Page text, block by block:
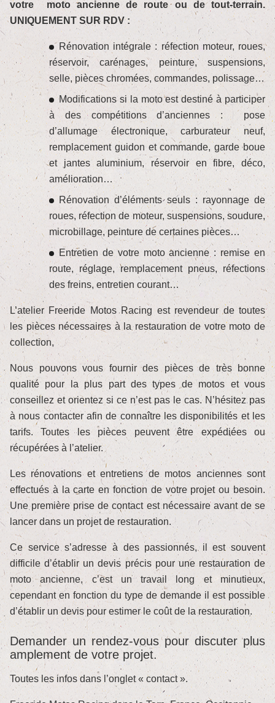
votre moto ancienne de route ou de tout-terrain.
UNIQUEMENT SUR RDV :
Rénovation intégrale : réfection moteur, roues,
réservoir, carénages, peinture, suspensions,
selle, pièces chromées, commandes, polissage…
Modifications si la moto est destiné à participer
à des compétitions d’anciennes : pose
d’allumage électronique, carburateur neuf,
remplacement guidon et commande, garde boue
et jantes aluminium, réservoir en fibre, déco,
amélioration…
Rénovation d’éléments seuls : rayonnage de
roues, réfection de moteur, suspensions, soudure,
microbillage, peinture de certaines pièces…
Entretien de votre moto ancienne : remise en
route, réglage, remplacement pneus, réfections
des freins, entretien courant…
L’atelier Freeride Motos Racing est revendeur de toutes
les pièces nécessaires à la restauration de votre moto de
collection,
Nous pouvons vous fournir des pièces de très bonne
qualité pour la plus part des types de motos et vous
conseillez et orientez si ce n’est pas le cas. N’hésitez pas
à nous contacter afin de connaître les disponibilités et les
tarifs. Toutes les pièces peuvent être expédiées ou
récupérées à l’atelier.
Les rénovations et entretiens de motos anciennes sont
effectués à la carte en fonction de votre projet ou besoin.
Une première prise de contact est nécessaire avant de se
lancer dans un projet de restauration.
Ce service s’adresse à des passionnés, il est souvent
difficile d’établir un devis précis pour une restauration de
moto ancienne, c’est un travail long et minutieux,
cependant en fonction du type de demande il est possible
d’établir un devis pour estimer le coût de la restauration.
Demander un rendez-vous pour discuter plus
amplement de votre projet.
Toutes les infos dans l’onglet « contact ».